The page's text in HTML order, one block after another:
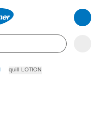
quill LOTION